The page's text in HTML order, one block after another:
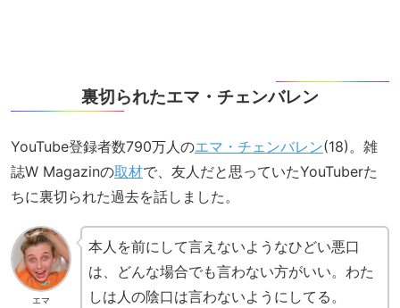
裏切られたエマ・チェンバレン
YouTube登録者数790万人のエマ・チェンバレン(18)。雑
誌W Magazinの取材で、友人だと思っていたYouTuberた
ちに裏切られた過去を話しました。
エマ
本人を前にして言えないようなひどい悪口
は、どんな場合でも言わない方がいい。わた
しは人の陰口は言わないようにしてる。